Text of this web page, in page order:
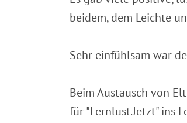
beidem, dem Leichte
Sehr einfühlsam war
Beim Austausch von
für "Lernlust.Jetzt" ins